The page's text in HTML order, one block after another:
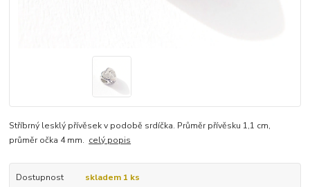
Stříbrný lesklý přívěsek v podobě srdíčka. Průměr přívěsku 1,1 cm,
průměr očka 4 mm. celý popis
Dostupnost skladem 1 ks